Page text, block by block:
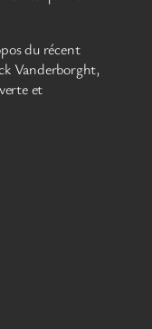
du récent
Vanderborght,
et